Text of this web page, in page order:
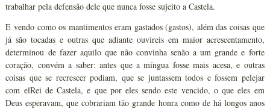
trabalhar pela defensão dele que nunca fosse sujeito a Castela.
E vendo como os mantimentos eram gastados (gastos), além das coisas que
já são tocadas e outras que adiante ouvireis em maior acrescentamento,
determinou de fazer aquilo que não convinha senão a um grande e forte
coração, convém a saber: antes que a míngua fosse mais acesa, e outras
coisas que se recrescer podiam, que se juntassem todos e fossem pelejar
com elRei de Castela, e que por eles sendo este vencido, o que eles em
Deus esperavam, que cobrariam tão grande honra como de há longos anos